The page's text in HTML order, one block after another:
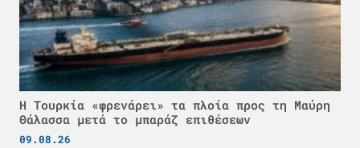
Η Τουρκία «φρενάρει» τα πλοία προς τη Μαύρη
Θάλασσα μετά το μπαράζ επιθέσεων
09.08.26